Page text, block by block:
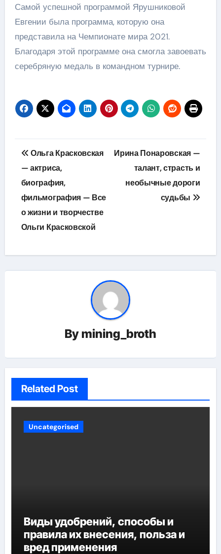
Самой успешной программой Ярушниковой
Евгении была программа, которую она
представила на Чемпионате мира 2021.
Благодаря этой программе она смогла завоевать
серебряную медаль в командном турнире.
Навигация
по
записям
Ольга Красковская
— актриса,
биография,
фильмография — Все
о жизни и творчестве
Ольги Красковской
Ирина Понаровская —
талант, страсть и
необычные дороги
судьбы
By mining_broth
Related Post
Uncategorised
Виды удобрений, способы и
правила их внесения, польза и
вред применения